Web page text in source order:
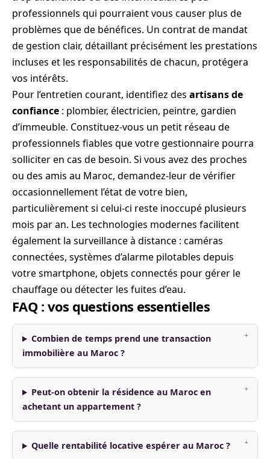
professionnels qui pourraient vous causer plus de
problèmes que de bénéfices. Un contrat de mandat
de gestion clair, détaillant précisément les prestations
incluses et les responsabilités de chacun, protégera
vos intérêts.
Pour l’entretien courant, identifiez des artisans de
confiance : plombier, électricien, peintre, gardien
d’immeuble. Constituez-vous un petit réseau de
professionnels fiables que votre gestionnaire pourra
solliciter en cas de besoin. Si vous avez des proches
ou des amis au Maroc, demandez-leur de vérifier
occasionnellement l’état de votre bien,
particulièrement si celui-ci reste inoccupé plusieurs
mois par an. Les technologies modernes facilitent
également la surveillance à distance : caméras
connectées, systèmes d’alarme pilotables depuis
votre smartphone, objets connectés pour gérer le
chauffage ou détecter les fuites d’eau.
FAQ : vos questions essentielles
Combien de temps prend une transaction
immobilière au Maroc ?
Peut-on obtenir la résidence au Maroc en
achetant un appartement ?
Quelle rentabilité locative espérer au Maroc ?